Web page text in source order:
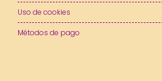
Uso de cookies
Métodos de pago